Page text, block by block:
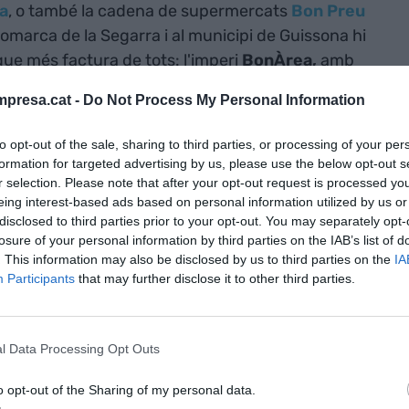
- Do Not Process My Personal Information
opt-out of the sale, sharing to third parties, or processing of your
for targeted advertising by us, please use the below opt-out
selection. Please note that after your opt-out request is processed
interest-based ads based on personal information utilized by us
to third parties prior to your opt-out. You may separately
of your personal information by third parties on the IAB’s list of
This information may also be disclosed by us to third parties on the
Participants that may further disclose it to other third parties.
Data Processing Opt Outs
opt-out of the Sharing of my personal data.
, o també la cadena de supermercats Bon Preu
de la Segarra i al municipi de Guissona hi
més factura de tots: l'imperi BonÀrea, amb
beneficis. Aparcaments plens de cotxes,
amunt i avall d'una indústria única a un poble
en massa a les fàbriques de la cadena
de la comunitat ucraïnesa.
de València, BonÀrea és l'"emblema lleidatà"
"ho produeix tot", mentre la
aGuissona. Un municipi de 7.500 habitants -a
la meitat de la població és nouvinguda durant
centenars d'ucraïnesos durant els
saber
nombroses banderes del país als balcons de la
Rússia. Ni l’alcalde ni la principal companyia